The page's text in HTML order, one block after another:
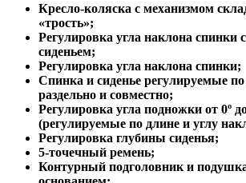
Кресло-коляска с механизмом
«трость»;
Регулировка угла наклона спинки
сиденьем;
Регулировка угла наклона спинки;
Спинка и сиденье регулируемые по
раздельно и совместно;
Регулировка угла подножки от 0º
(регулируемые по длине и углу
Регулировка глубины сиденья;
5-точечный ремень;
Контурный подголовник и